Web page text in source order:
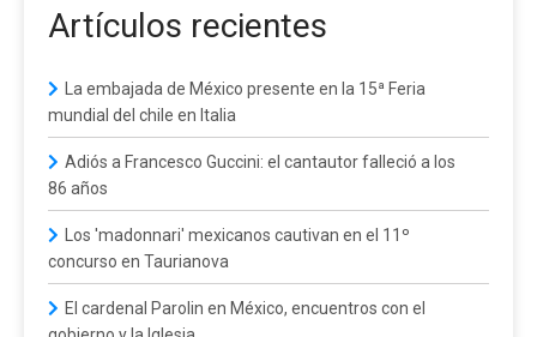
Artículos recientes
La embajada de México presente en la 15ª Feria
mundial del chile en Italia
Adiós a Francesco Guccini: el cantautor falleció a los
86 años
Los 'madonnari' mexicanos cautivan en el 11º
concurso en Taurianova
El cardenal Parolin en México, encuentros con el